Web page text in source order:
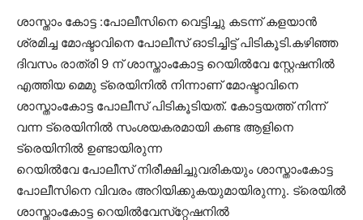
ശാസ്താം കോട്ട :പോലീസിനെ വെട്ടിച്ചു കടന്ന് കളയാൻ
ശ്രമിച്ച മോഷ്ടാവിനെ പോലീസ് ഓടിച്ചിട്ട് പിടികൂടി.കഴിഞ്ഞ
ദിവസം രാത്രി 9 ന് ശാസ്താംകോട്ട റെയിൽവേ സ്റ്റേഷനിൽ
എത്തിയ മെമു ട്രെയിനിൽ നിന്നാണ് മോഷ്ടാവിനെ
ശാസ്താംകോട്ട പോലീസ് പിടികൂടിയത്. കോട്ടയത്ത് നിന്ന്
വന്ന ട്രെയിനിൽ സംശയകരമായി കണ്ട ആളിനെ
ട്രെയിനിൽ ഉണ്ടായിരുന്ന
റെയിൽവേ പോലീസ് നിരീക്ഷിച്ചുവരികയും ശാസ്താംകോട്ട
പോലീസിനെ വിവരം അറിയിക്കുകയുമായിരുന്നു. ട്രെയിൽ
ശാസ്താംകോട്ട റെയിൽവേസ്‌റ്റേഷനിൽ